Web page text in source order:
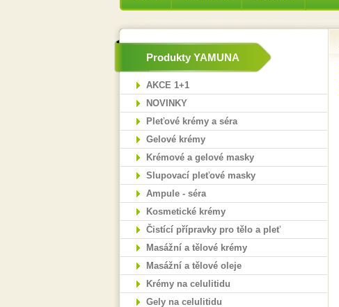
Produkty YAMUNA
AKCE 1+1
NOVINKY
Pleťové krémy a séra
Gelové krémy
Krémové a gelové masky
Slupovací pleťové masky
Ampule - séra
Kosmetické krémy
Čistící přípravky pro tělo a pleť
Masážní a tělové krémy
Masážní a tělové oleje
Krémy na celulitidu
Gely na celulitidu